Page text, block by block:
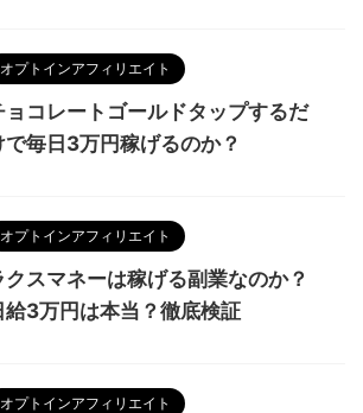
オプトインアフィリエイト
ョコレートゴールドタップするだ
で毎日3万円稼げるのか？
オプトインアフィリエイト
クスマネーは稼げる副業なのか？
給3万円は本当？徹底検証
オプトインアフィリエイト